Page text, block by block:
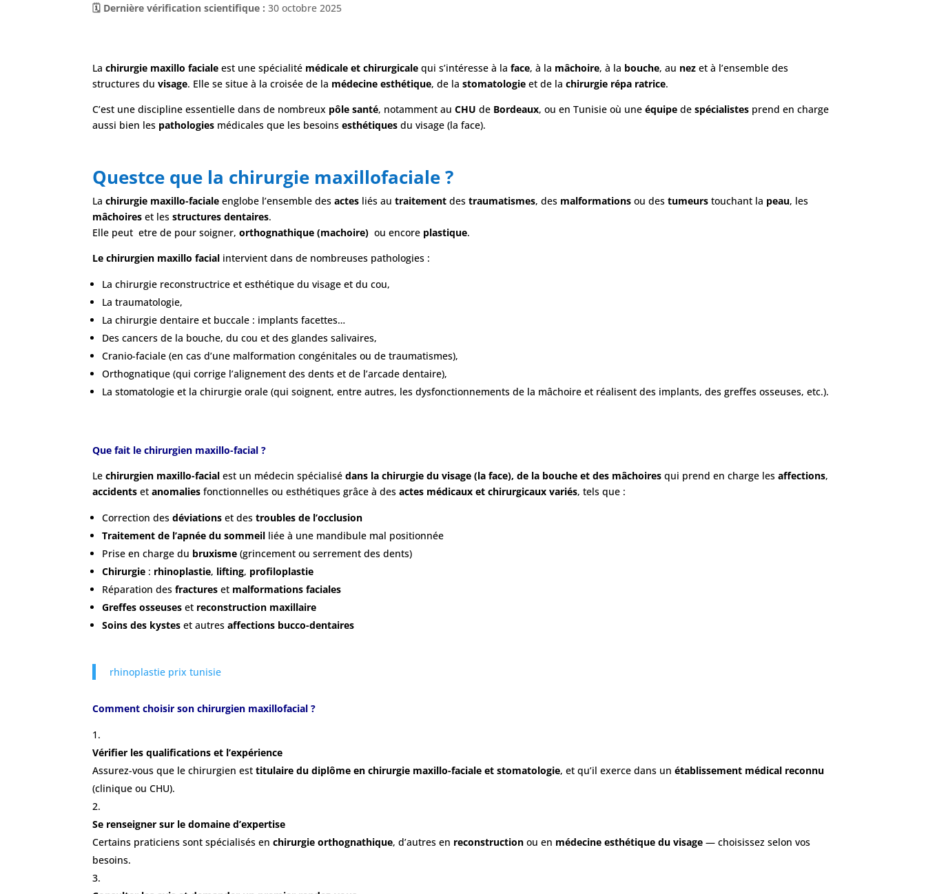
🗓️ Dernière vérification scientifique : 30 octobre 2025
Lachirurgie maxillo faciale est une spécialité médicale et chirurgicale qui s’intéresse à laface, à la mâchoire, à la bouche, au nez et à l’ensemble des
structures duvisage. Elle se situe à la croisée de la médecine esthétique, de lastomatologie et de lachirurgie répa ratrice.
C’est une discipline essentielle dans de nombreux pôle santé, notamment auCHU de Bordeaux, ou en Tunisie où uneéquipe despécialistes prend en charge
aussi bien les pathologies médicales que les besoinsesthétiques du visage (la face).
Questce que la chirurgie maxillofaciale ?
Lachirurgie maxillo-faciale englobe l’ensemble desactes liés autraitement destraumatismes, des malformations ou destumeurs touchant la peau, les
mâchoires et lesstructures dentaires.
Elle peut etre de pour soigner,orthognathique (machoire) ou encore plastique.
Le chirurgien maxillo facial intervient dans de nombreuses pathologies :
La chirurgie reconstructrice et esthétique du visage et du cou,
La traumatologie,
La chirurgie dentaire et buccale : implants facettes…
Des cancers de la bouche, du cou et des glandes salivaires,
Cranio-faciale (en cas d’une malformation congénitales ou de traumatismes),
Orthognatique (qui corrige l’alignement des dents et de l’arcade dentaire),
La stomatologie et la chirurgie orale (qui soignent, entre autres, les dysfonctionnements de la mâchoire et réalisent des implants, des greffes osseuses, etc.).
Que fait le chirurgien maxillo-facial ?
Lechirurgien maxillo-facial est un médecin spécialisé dans la chirurgie du visage (la face), de la bouche et des mâchoires qui prend en charge lesaffections,
accidents etanomalies fonctionnelles ou esthétiques grâce à desactes médicaux et chirurgicaux variés, tels que :
Correction desdéviations et destroubles de l’occlusion
Traitement de l’apnée du sommeil liée à une mandibule mal positionnée
Prise en charge du bruxisme (grincement ou serrement des dents)
Chirurgie : rhinoplastie, lifting, profiloplastie
Réparation desfractures et malformations faciales
Greffes osseuses et reconstruction maxillaire
Soins des kystes et autresaffections bucco-dentaires
rhinoplastie prix tunisie
Comment choisir son chirurgien maxillofacial ?
Vérifier les qualifications et l’expérience
Assurez-vous que le chirurgien esttitulaire du diplôme en chirurgie maxillo-faciale et stomatologie, et qu’il exerce dans unétablissement médical reconnu
(clinique ou CHU).
Se renseigner sur le domaine d’expertise
Certains praticiens sont spécialisés enchirurgie orthognathique, d’autres en reconstruction ou en médecine esthétique du visage — choisissez selon vos
besoins.